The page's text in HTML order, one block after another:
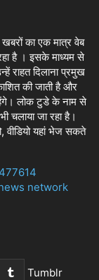
का एक मात्र वेब
है । इसके माध्यम से
राहत दिलाना प्रमुख
की जाती है और
लोक टुडे के नाम से
चलाया जा रहा है।
वीडियो यहां भेज सकते
network
Tumblr